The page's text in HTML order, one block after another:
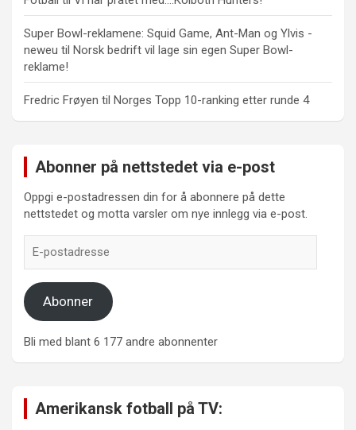
Super Bowl-reklamene: Squid Game, Ant-Man og Ylvis -
neweu til Norsk bedrift vil lage sin egen Super Bowl-
reklame!
Fredric Frøyen til Norges Topp 10-ranking etter runde 4
Abonner på nettstedet via e-post
Oppgi e-postadressen din for å abonnere på dette
nettstedet og motta varsler om nye innlegg via e-post.
postadresse
Abonner
Bli med blant 6 177 andre abonnenter
Amerikansk fotball på TV: